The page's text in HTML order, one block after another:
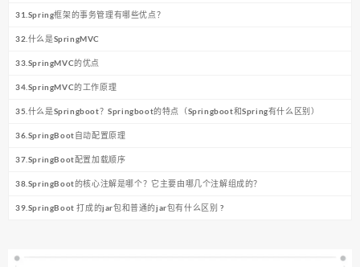
31.Spring框架的事务管理有哪些优点？
32.什么是SpringMVC
33.SpringMVC的优点
34.SpringMVC的工作原理
35.什么是Springboot？Springboot的特点（Springboot和Spring有什么区别）
36.SpringBoot自动配置原理
37.SpringBoot配置加载顺序
38.SpringBoot的核心注解是哪个？它主要由哪几个注解组成的？
39.SpringBoot 打成的jar包和普通的jar包有什么区别 ?